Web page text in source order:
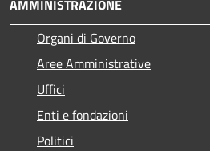
AMMINISTRAZIONE
Organi di Governo
Aree Amministrative
Uffici
Enti e fondazioni
Politici